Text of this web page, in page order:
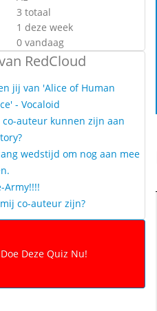
3 totaal
1 deze week
0 vandaag
RedCloud
jij van 'Alice of Human
- Vocaloid
co-auteur kunnen zijn aan
wedstijd om nog aan mee
Army!!!!
co-auteur zijn?